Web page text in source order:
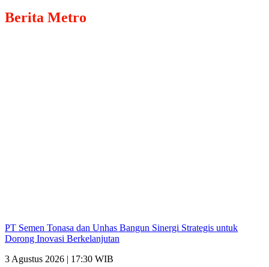
Berita Metro
PT Semen Tonasa dan Unhas Bangun Sinergi Strategis untuk
Dorong Inovasi Berkelanjutan
3 Agustus 2026 | 17:30 WIB